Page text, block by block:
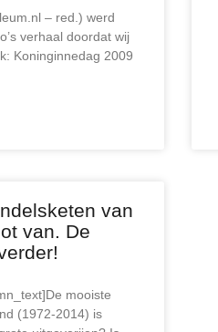
– red.) werd
verhaal doordat wij
Koninginnedag 2009
van
van. De
mooiste
(1972-2014) is